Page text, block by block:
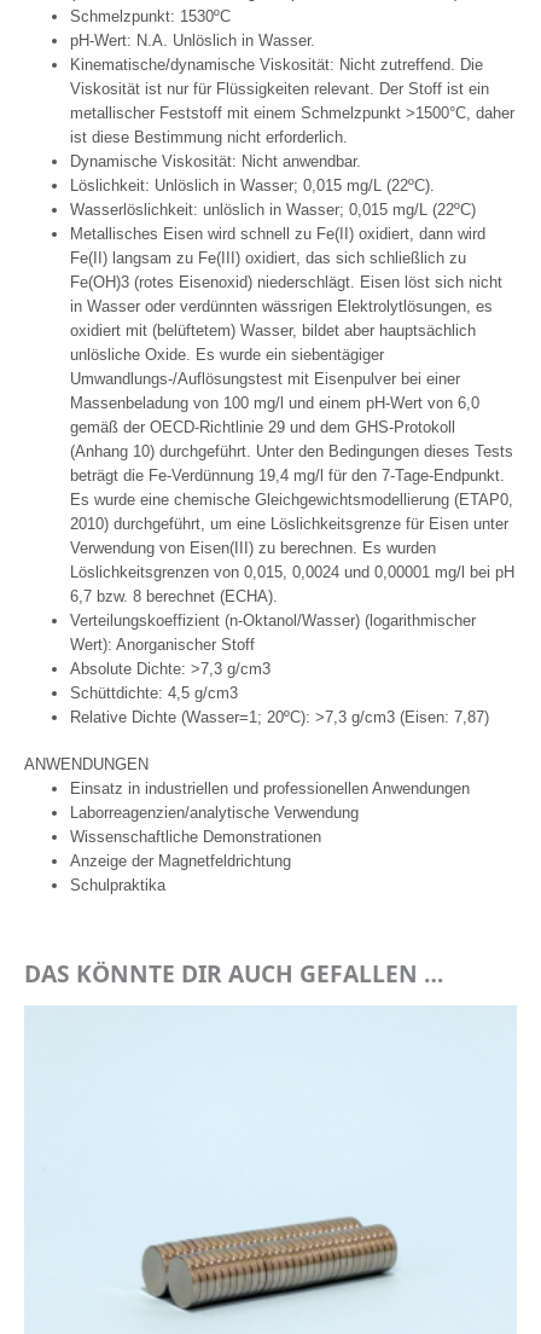
Schmelzpunkt: 1530ºC
pH-Wert: N.A. Unlöslich in Wasser.
Kinematische/dynamische Viskosität: Nicht zutreffend. Die
Viskosität ist nur für Flüssigkeiten relevant. Der Stoff ist ein
metallischer Feststoff mit einem Schmelzpunkt >1500°C, daher
ist diese Bestimmung nicht erforderlich.
Dynamische Viskosität: Nicht anwendbar.
Löslichkeit: Unlöslich in Wasser; 0,015 mg/L (22ºC).
Wasserlöslichkeit: unlöslich in Wasser; 0,015 mg/L (22ºC)
Metallisches Eisen wird schnell zu Fe(II) oxidiert, dann wird
Fe(II) langsam zu Fe(III) oxidiert, das sich schließlich zu
Fe(OH)3 (rotes Eisenoxid) niederschlägt. Eisen löst sich nicht
in Wasser oder verdünnten wässrigen Elektrolytlösungen, es
oxidiert mit (belüftetem) Wasser, bildet aber hauptsächlich
unlösliche Oxide. Es wurde ein siebentägiger
Umwandlungs-/Auflösungstest mit Eisenpulver bei einer
Massenbeladung von 100 mg/l und einem pH-Wert von 6,0
gemäß der OECD-Richtlinie 29 und dem GHS-Protokoll
(Anhang 10) durchgeführt. Unter den Bedingungen dieses Tests
beträgt die Fe-Verdünnung 19,4 mg/l für den 7-Tage-Endpunkt.
Es wurde eine chemische Gleichgewichtsmodellierung (ETAP0,
2010) durchgeführt, um eine Löslichkeitsgrenze für Eisen unter
Verwendung von Eisen(III) zu berechnen. Es wurden
Löslichkeitsgrenzen von 0,015, 0,0024 und 0,00001 mg/l bei pH
6,7 bzw. 8 berechnet (ECHA).
Verteilungskoeffizient (n-Oktanol/Wasser) (logarithmischer
Wert): Anorganischer Stoff
Absolute Dichte: >7,3 g/cm3
Schüttdichte: 4,5 g/cm3
Relative Dichte (Wasser=1; 20ºC): >7,3 g/cm3 (Eisen: 7,87)
ANWENDUNGEN
Einsatz in industriellen und professionellen Anwendungen
Laborreagenzien/analytische Verwendung
Wissenschaftliche Demonstrationen
Anzeige der Magnetfeldrichtung
Schulpraktika
DAS KÖNNTE DIR AUCH GEFALLEN …